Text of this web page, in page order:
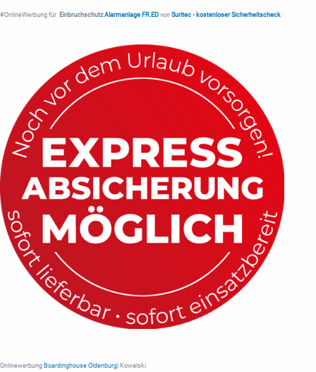
#OnlineWerbung für Einbruchschutz Alarmanlage FR.ED von Suritec • kostenloser Sicherheitscheck
Onlinewerbung Boardinghouse Oldenburg | Kowalski